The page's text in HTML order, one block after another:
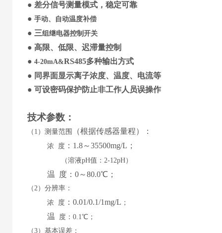
● 差分信号测量模式，稳定可靠
● 手动、自动温度补偿
● 三组继电器控制开关
● 高限、低限、迟滞量控制
● 4-20mA&RS485多种输出方式
● 同界面显示离子浓度、 温度、 电流等
● 可设密码保护防止非工作人员误操作
技术参数 ：
（ 1）测量范围 （根据传感器量程） ：
浓 度 ： 1.8～35500mg/L ；
（溶液pH值：2-12pH）
温 度： 0～80.0℃；
（2）分辨率：
浓
度 ： 0.01/0.1/1mg/L ；
温 度： 0.1℃；
（3）基本误差：